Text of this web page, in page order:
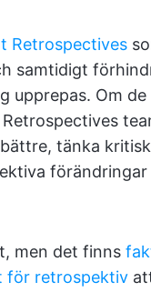
Retrospectives
samtidigt
upprepas. Om
tänka
men det finns
för retrospektiv